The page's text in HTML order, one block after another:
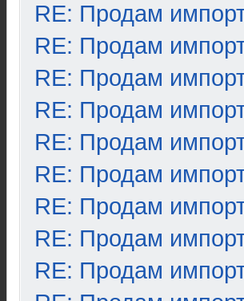
RE: Продам
RE: Продам
RE: Продам
RE: Продам
RE: Продам
RE: Продам
RE: Продам
RE: Продам
RE: Продам